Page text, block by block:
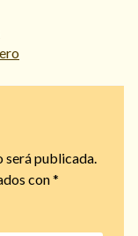
publicada.
con*